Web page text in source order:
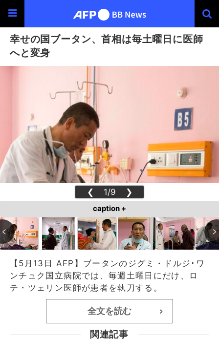
幸せの国ブータン、首相は毎土曜日に医師
へと変身
❮ 1/9 ❯
caption +
【5月13日 AFP】ブータンのジグミ・ドルジ･ワ
ンチュク国立病院では、毎週土曜日にだけ、ロ
テ・ツェリン医師が患者を執刀する。
全文を読む >
関連記事